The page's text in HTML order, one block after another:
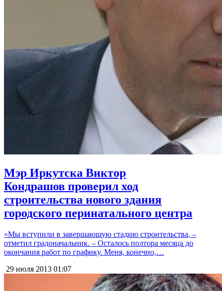
Мэр Иркутска Виктор
Кондрашов проверил ход
строительства нового здания
городского перинатального центра
«Мы вступили в завершающую стадию строительства, –
отметил градоначальник. – Осталось полтора месяца до
окончания работ по графику. Меня, конечно,…
29 июля 2013 01:07